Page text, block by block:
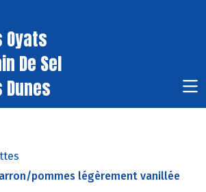
Oyats
De Sel
Dunes
pommes légèrement vanillée